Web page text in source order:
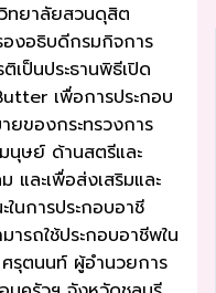
ทยาลัยสวนดุสิต
องอธิบดีกรมกิจการ
เป็นประธานพิธีเปิด
เพื่อการประกอบ
ยของกระทรวงการ
ษย์ ด้านสตรีและ
และเพื่อส่งเสริมและ
นการประกอบอาชี
รถใช้ประกอบอาชีพใน
รุตนนท์ ผู้อำนวยการ